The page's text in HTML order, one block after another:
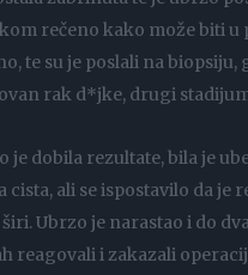
rečeno kako može biti u
te su je poslali na biopsiju,
rak d*jke, drugi
je dobila rezultate, bila je
cista, ali se ispostavilo da je
Ubrzo je narastao i do
reagovali i zakazali